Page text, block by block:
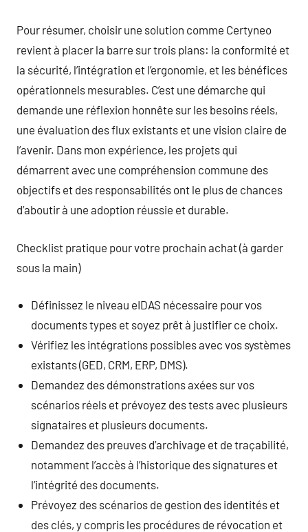
Pour résumer, choisir une solution comme Certyneo
revient à placer la barre sur trois plans: la conformité et
la sécurité, l’intégration et l’ergonomie, et les bénéfices
opérationnels mesurables. C’est une démarche qui
demande une réflexion honnête sur les besoins réels,
une évaluation des flux existants et une vision claire de
l’avenir. Dans mon expérience, les projets qui
démarrent avec une compréhension commune des
objectifs et des responsabilités ont le plus de chances
d’aboutir à une adoption réussie et durable.
Checklist pratique pour votre prochain achat (à garder
sous la main)
Définissez le niveau eIDAS nécessaire pour vos
documents types et soyez prêt à justifier ce choix.
Vérifiez les intégrations possibles avec vos systèmes
existants (GED, CRM, ERP, DMS).
Demandez des démonstrations axées sur vos
scénarios réels et prévoyez des tests avec plusieurs
signataires et plusieurs documents.
Demandez des preuves d’archivage et de traçabilité,
notamment l’accès à l’historique des signatures et
l’intégrité des documents.
Prévoyez des scénarios de gestion des identités et
des clés, y compris les procédures de révocation et